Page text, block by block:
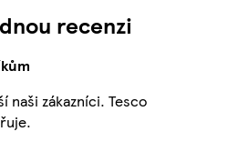
recenzi
naši zákazníci. Tesco